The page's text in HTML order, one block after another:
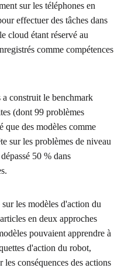
sur les téléphones en
effectuer des tâches dans
cloud étant réservé au
comme compétences
construit le benchmark
(dont 99 problèmes
que des modèles comme
sur les problèmes de niveau
50 % dans
les modèles d'action du
en deux approches
pouvaient apprendre à
d'action du robot,
conséquences des actions